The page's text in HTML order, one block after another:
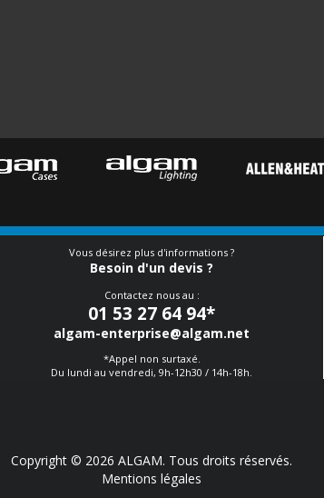
Vous désirez plus d'informations ?
Besoin d'un devis ?
Contactez nous au :
01 53 27 64 94*
algam-enterprise@algam.net
*Appel non surtaxé.
Du lundi au vendredi, 9h-12h30 / 14h-18h.
Copyright © 2026 ALGAM. Tous droits réservés.
Mentions légales